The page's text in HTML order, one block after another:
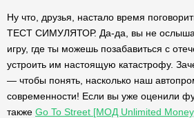
Ну что, друзья, настало время
ТЕСТ СИМУЛЯТОР. Да-да, вы не
игру, где ты можешь позабавиться с
устроить им настоящую катастрофу.
— чтобы понять, насколько наш
современности! Если вы уже оценили
также Go To Street [МОД Unlimited